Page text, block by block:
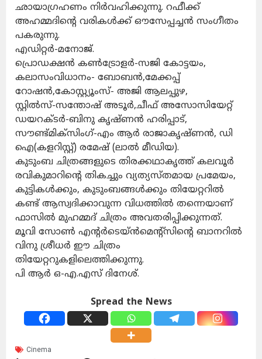
ഛായാഗ്രഹണം നിർവഹിക്കുന്നു. റഫീക്ക്
അഹമ്മദിന്റെ വരികൾക്ക് ഔസേപ്പച്ചൻ സംഗീതം
പകരുന്നു.
എഡിറ്റർ-മനോജ്.
പ്രൊഡക്ഷൻ കൺട്രോളർ-സജി കോട്ടയം,
കലാസംവിധാനം- ബോബൻ,മേക്കപ്പ്
റോഷൻ,കോസ്റ്റ്യൂംസ്- അജി ആലപ്പുഴ,
സ്റ്റിൽസ്-സന്തോഷ് അടൂർ,ചീഫ് അസോസിയേറ്റ്
ഡയറക്ടർ-ബിനു കൃഷ്ണൻ ഹരിപ്പാട്,
സൗണ്ട്മിക്സിംഗ്-എം ആർ രാജാകൃഷ്ണൻ, ഡി
ഐ(കളറിസ്റ്റ്) രമേഷ് (ലാൽ മീഡിയ).
കുടുംബ ചിത്രങ്ങളുടെ തിരക്കഥാകൃത്ത് കലവൂർ
രവികുമാറിന്റെ തികച്ചും വ്യത്യസ്തമായ പ്രമേയം,
കുട്ടികൾക്കും, കുടുംബങ്ങൾക്കും തിയേറ്ററിൽ
കണ്ട് ആസ്വദിക്കാവുന്ന വിധത്തിൽ തന്നെയാണ്
ഫാസിൽ മുഹമ്മദ് ചിത്രം അവതരിപ്പിക്കുന്നത്.
മൂവി സോൺ എന്റർടെയ്ൻമെന്റ്സിന്റെ ബാനറിൽ
വിനു ശ്രീധർ ഈ ചിത്രം
തിയേറ്ററുകളിലെത്തിക്കുന്നു.
പി ആർ ഒ-എ.എസ് ദിനേശ്.
Spread the News
Cinema